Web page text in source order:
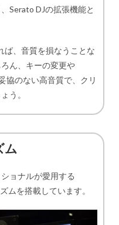
Serato DJの拡張機能と
ば、音質を損なうことな
ん、キーの変更や
協のない高音質で、クリ
う。
ム
ョナルが愛用する
ムを搭載しています。